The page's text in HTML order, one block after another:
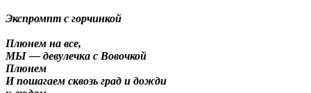
Экспромпт с горчинкой
Плюнем на все,
МЫ — девулечка с Вовочкой
Плюнем
И пошагаем сквозь град и дожди